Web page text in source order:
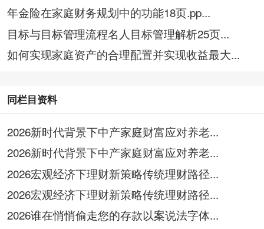
年金险在家庭财务规划中的功能18页.pp...
目标与目标管理流程名人目标管理解析25页...
如何实现家庭资产的合理配置并实现收益最大...
同栏目资料
2026新时代背景下中产家庭财富应对养老...
2026新时代背景下中产家庭财富应对养老...
2026宏观经济下理财新策略传统理财路径...
2026宏观经济下理财新策略传统理财路径...
2026谁在悄悄偷走您的存款以案说法字体...